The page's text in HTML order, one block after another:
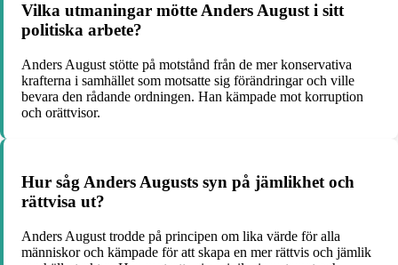
Vilka utmaningar mötte Anders August i sitt
politiska arbete?
Anders August stötte på motstånd från de mer konservativa
krafterna i samhället som motsatte sig förändringar och ville
bevara den rådande ordningen. Han kämpade mot korruption
och orättvisor.
Hur såg Anders Augusts syn på jämlikhet och
rättvisa ut?
Anders August trodde på principen om lika värde för alla
människor och kämpade för att skapa en mer rättvis och jämlik